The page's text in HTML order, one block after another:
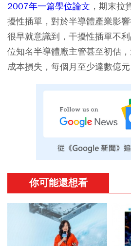
2007年一篇學位論文 ，期末拉
擾性插單，對於半導體產業影
很早就意識到， 干擾性插單不
位知名半導體廠主管甚至初估
成本損失，每個月至少達數億元